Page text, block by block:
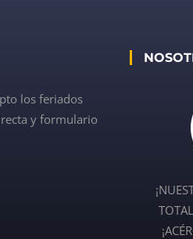
los feriados
y formulario